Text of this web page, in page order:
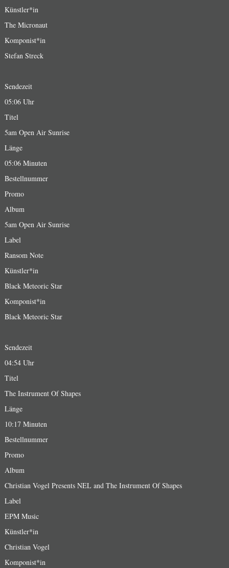
Künstler*in
The Micronaut
Komponist*in
Stefan Streck
Sendezeit
05:06 Uhr
Titel
5am Open Air Sunrise
Länge
05:06 Minuten
Bestellnummer
Promo
Album
5am Open Air Sunrise
Label
Ransom Note
Künstler*in
Black Meteoric Star
Komponist*in
Black Meteoric Star
Sendezeit
04:54 Uhr
Titel
The Instrument Of Shapes
Länge
10:17 Minuten
Bestellnummer
Promo
Album
Christian Vogel Presents NEL and The Instrument Of Shapes
Label
EPM Music
Künstler*in
Christian Vogel
Komponist*in